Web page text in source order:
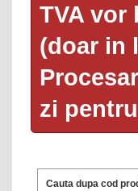
TVA vor
(doar in
zi
Cauta dupa cod